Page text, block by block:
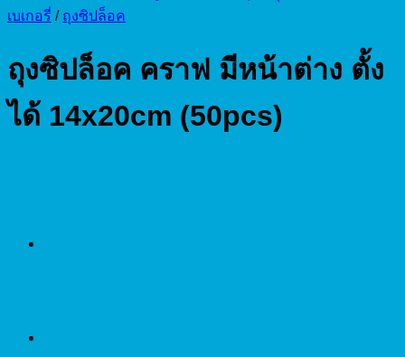
เบเกอรี่ / ถุงซิปล็อค
ถุงซิปล็อค คราฟ มีหน้าต่าง ตั้ง
ได้ 14x20cm (50pcs)